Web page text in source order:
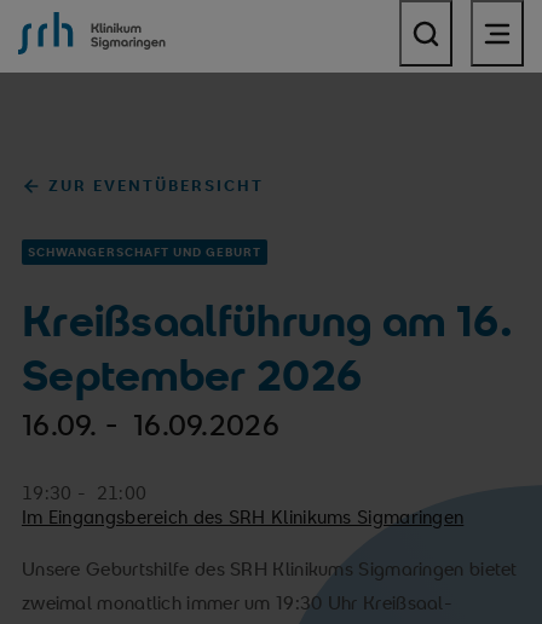
SRH Klinikum Sigmaringen
ZUR EVENTÜBERSICHT
SCHWANGERSCHAFT UND GEBURT
Kreißsaalführung am 16.
September 2026
16.09. - 16.09.2026
19:30 - 21:00
Im Eingangsbereich des SRH Klinikums Sigmaringen
Unsere Geburtshilfe des SRH Klinikums Sigmaringen bietet
zweimal monatlich immer um 19:30 Uhr Kreißsaal-